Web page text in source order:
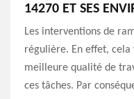
14270 ET SES
Les interventions de
régulière. En effet,
meilleure qualité de
ces tâches. Par